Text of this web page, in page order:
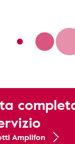
Amplifon